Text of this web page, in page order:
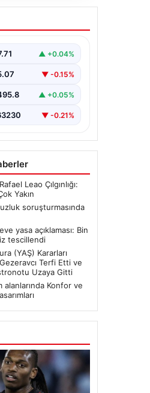
yolsuzluk
iki yeni
▲ +0.04%
▼ -0.15%
▲ +0.05%
▼ -0.21%
Leao Çılgınlığı:
Yakın
soruşturmasında
yasa açıklaması: Bin
tescillendi
(YAŞ) Kararları
Terfi Etti ve
Uzaya Gitti
alanlarında Konfor ve